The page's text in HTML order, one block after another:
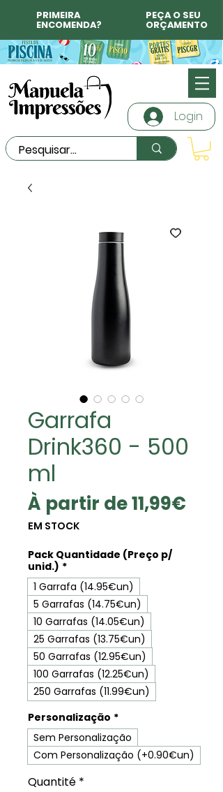
PRIMEIRA
ENCOMENDA?
PEÇA O SEU
ORÇAMENTO
Login
Garrafa
Drink360 - 500
ml
À partir de11,99€
EM STOCK
Pack Quantidade (Preço p/
unid.) *
1 Garrafa (14.95€un)
5 Garrafas (14.75€un)
10 Garrafas (14.05€un)
25 Garrafas (13.75€un)
50 Garrafas (12.95€un)
100 Garrafas (12.25€un)
250 Garrafas (11.99€un)
Personalização *
Sem Personalização
Com Personalização (+0.90€un)
Quantité *